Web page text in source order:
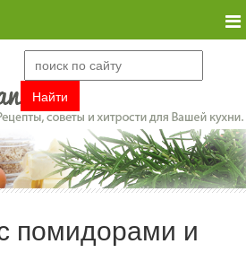
помидорами и